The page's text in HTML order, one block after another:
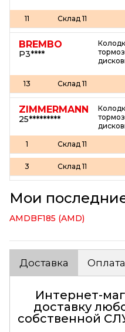
11 Склад 11
BREMBO
P3****
13 Склад 11
ZIMMERMANN
25*********
1 Склад 11
3 Склад 11
Мои
AMDBF185 (AMD)
Доставка Оплата
Интернет-
доставку
собственной